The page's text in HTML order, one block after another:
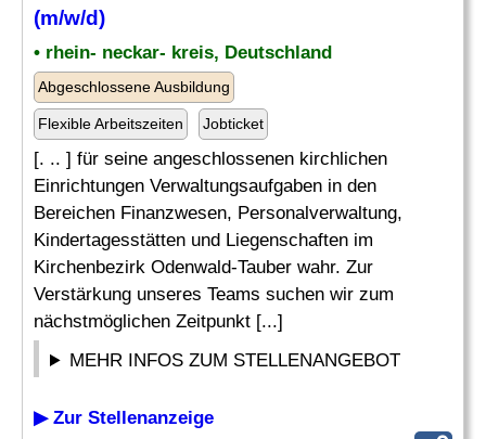
(m/w/d)
• rhein- neckar- kreis, Deutschland
Abgeschlossene Ausbildung
Flexible Arbeitszeiten Jobticket
[. .. ] für seine angeschlossenen kirchlichen
Einrichtungen Verwaltungsaufgaben in den
Bereichen Finanzwesen, Personalverwaltung,
Kindertagesstätten und Liegenschaften im
Kirchenbezirk Odenwald-Tauber wahr. Zur
Verstärkung unseres Teams suchen wir zum
nächstmöglichen Zeitpunkt [...]
MEHR INFOS ZUM STELLENANGEBOT
▶ Zur Stellenanzeige